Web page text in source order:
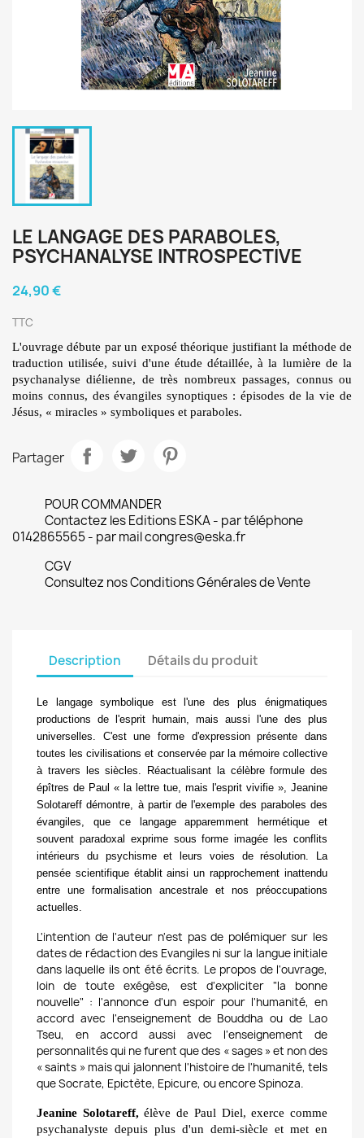
LE LANGAGE DES PARABOLES,
PSYCHANALYSE INTROSPECTIVE
24,90 €
TTC
L'ouvrage débute par un exposé théorique justifiant la méthode de
traduction utilisée, suivi d'une étude détaillée, à la lumière de la
psychanalyse diélienne, de très nombreux passages, connus ou
moins connus, des évangiles synoptiques : épisodes de la vie de
Jésus, « miracles » symboliques et paraboles.
Partager
POUR COMMANDER
Contactez les Editions ESKA - par téléphone
0142865565 - par mail congres@eska.fr
CGV
Consultez nos Conditions Générales de Vente
Description Détails du produit
Le langage symbolique est l'une des plus énigmatiques
productions de l'esprit humain, mais aussi l'une des plus
universelles. C'est une forme d'expression présente dans
toutes les civilisations et conservée par la mémoire collective
à travers les siècles. Réactualisant la célèbre formule des
épîtres de Paul « la lettre tue, mais l'esprit vivifie », Jeanine
Solotareff démontre, à partir de l'exemple des paraboles des
évangiles, que ce langage apparemment hermétique et
souvent paradoxal exprime sous forme imagée les conflits
intérieurs du psychisme et leurs voies de résolution. La
pensée scientifique établit ainsi un rapprochement inattendu
entre une formalisation ancestrale et nos préoccupations
actuelles.
L'intention de l'auteur n'est pas de polémiquer sur les
dates de rédaction des Evangiles ni sur la langue initiale
dans laquelle ils ont été écrits. Le propos de l'ouvrage,
loin de toute exégèse, est d'expliciter "la bonne
nouvelle" : l'annonce d'un espoir pour l'humanité, en
accord avec l'enseignement de Bouddha ou de Lao
Tseu, en accord aussi avec l'enseignement de
personnalités qui ne furent que des « sages » et non des
« saints » mais qui jalonnent l'histoire de l'humanité, tels
que Socrate, Epictète, Epicure, ou encore Spinoza.
Jeanine Solotareff,élève de Paul Diel, exerce comme
psychanalyste depuis plus d'un demi-siècle et met en